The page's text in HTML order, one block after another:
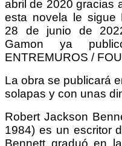
abril de 2020 gracias
esta novela le sigue
28 de junio de
Gamon ya
ENTREMUROS /
La obra se publicará
solapas y con unas
Robert Jackson
1984) es un escritor
Bennett graduó en